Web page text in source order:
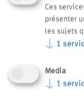
Mobile: +90 506
Hongrie
PREMIUM-S Kft.
Ces
présenter
les sujets
↓ 1
Media
↓ 1